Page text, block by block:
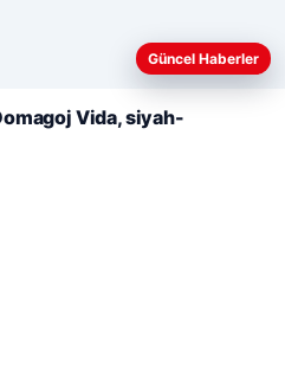
daha iyi anlayabilmek,
Güncel Haberler
Vida, siyah-